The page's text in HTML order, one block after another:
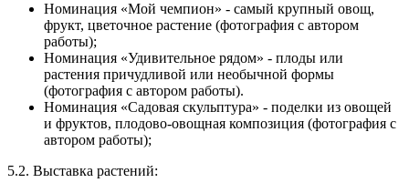
Номинация «Мой чемпион» - самый крупный овощ,
фрукт, цветочное растение (фотография с автором
работы);
Номинация «Удивительное рядом» - плоды или
растения причудливой или необычной формы
(фотография с автором работы).
Номинация «Садовая скульптура» - поделки из овощей
и фруктов, плодово-овощная композиция (фотография с
автором работы);
5.2. Выставка растений: